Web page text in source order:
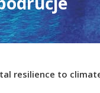
resilience to